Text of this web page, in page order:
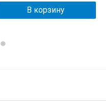
В корзину